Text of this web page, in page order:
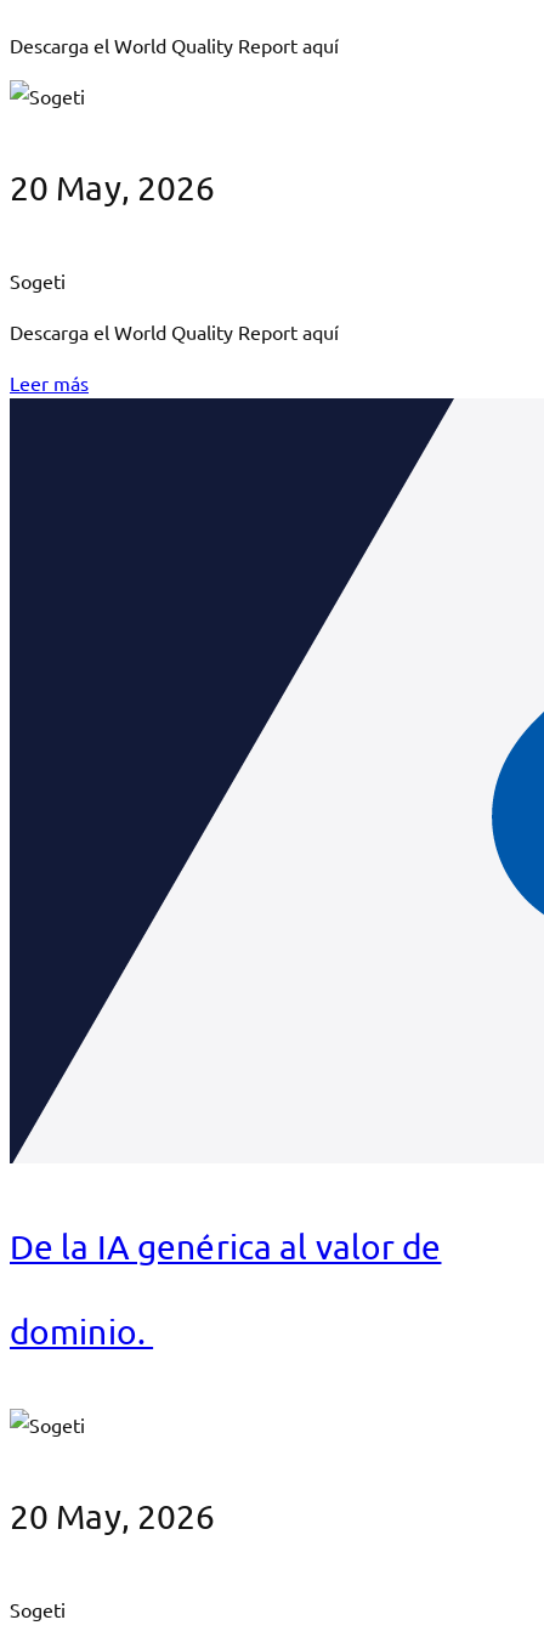
Descarga el World Quality Report aquí
20 May, 2026
Sogeti
Descarga el World Quality Report aquí
Leer más
De la IA genérica al valor de
dominio.
20 May, 2026
Sogeti